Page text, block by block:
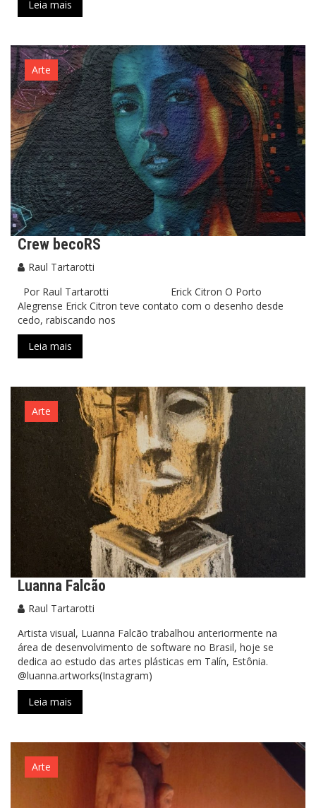
Leia mais
Arte
Crew becoRS
Raul Tartarotti
Por Raul Tartarotti Erick Citron O Porto
Alegrense Erick Citron teve contato com o desenho desde
cedo, rabiscando nos
Leia mais
Arte
Luanna Falcão
Raul Tartarotti
Artista visual, Luanna Falcão trabalhou anteriormente na
área de desenvolvimento de software no Brasil, hoje se
dedica ao estudo das artes plásticas em Talín, Estônia.
@luanna.artworks(Instagram)
Leia mais
Arte